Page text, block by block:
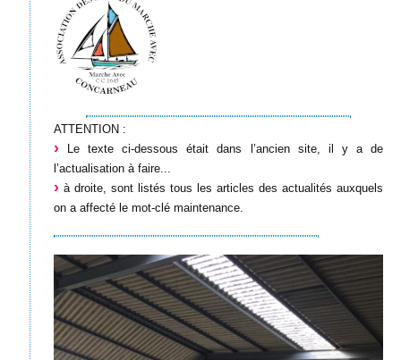
ATTENTION :
Le texte ci-dessous était dans l’ancien site, il y a de
l’actualisation à faire...
à droite, sont listés tous les articles des actualités auxquels
on a affecté le mot-clé maintenance.